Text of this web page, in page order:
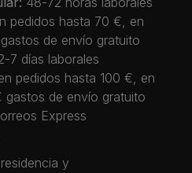
pedidos hasta 70 €, en
de envío gratuito
7 días laborales
pedidos hasta 100 €, en
gastos de envío gratuito
Express
y